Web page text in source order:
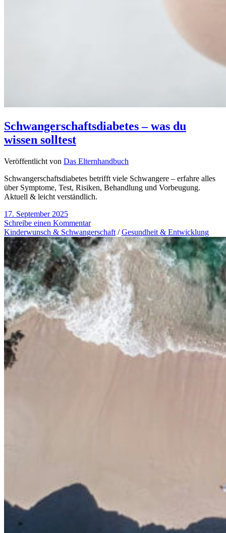
Schwangerschaftsdiabetes – was du
wissen solltest
Veröffentlicht von Das Elternhandbuch
Schwangerschaftsdiabetes betrifft viele Schwangere – erfahre alles
über Symptome, Test, Risiken, Behandlung und Vorbeugung.
Aktuell & leicht verständlich.
17. September 2025
Schreibe einen Kommentar
Kinderwunsch & Schwangerschaft /Gesundheit & Entwicklung